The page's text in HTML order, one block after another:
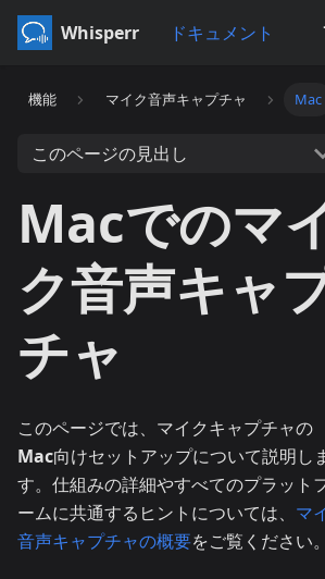
Whisperr ドキュメント
機能 マイク音声キャプチャ Mac
このページの見出し
Macでのマ
ク音声キャ
チャ
このページでは、マイクキャプチャの
Mac向けセットアップについて説明し
す。仕組みの詳細やすべてのプラット
ームに共通するヒントについては、 マ
音声キャプチャの概要をご覧ください。